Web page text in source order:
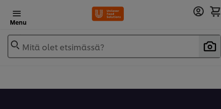
Menu
Mitä olet etsimässä?